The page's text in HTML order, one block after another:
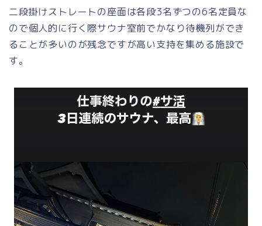
二段掛けストレートの座面は各段3名ずつの6名定員な
ので個人的に行く際サウナ室前でかなり待機列ができ
ることが多いのが残念ですが高い支持を集める施設で
す。